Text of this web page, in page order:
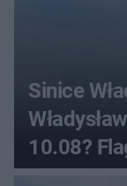
Sinice
10.08?